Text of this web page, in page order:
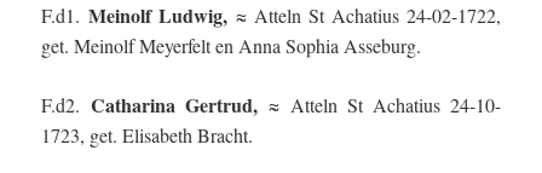
F.d1.Meinolf Ludwig, ≈ Atteln St Achatius 24-02-1722,
get. Meinolf Meyerfelt en Anna Sophia Asseburg.
F.d2.Catharina Gertrud, ≈ Atteln St Achatius 24-10-
1723, get. Elisabeth Bracht.